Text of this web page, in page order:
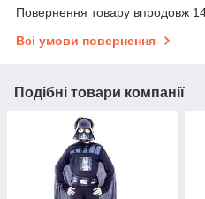
Повернення товару впродовж
Всі умови повернення
Подібні товари компанії